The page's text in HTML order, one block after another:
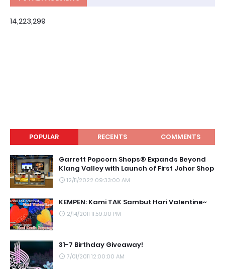
14,223,299
POPULAR RECENTS COMMENTS
Garrett Popcorn Shops® Expands Beyond
Klang Valley with Launch of First Johor Shop
12/11/2022 09:33:00 AM
KEMPEN: Kami TAK Sambut Hari Valentine~
2/14/2011 11:59:00 PM
31-7 Birthday Giveaway!
7/01/2011 12:00:00 AM